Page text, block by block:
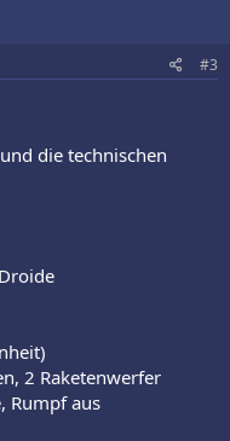
#3
die technischen
2 Raketenwerfer
Rumpf aus